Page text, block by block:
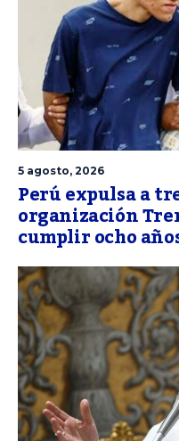
5 agosto, 2026
Perú expulsa a
organización
cumplir ocho